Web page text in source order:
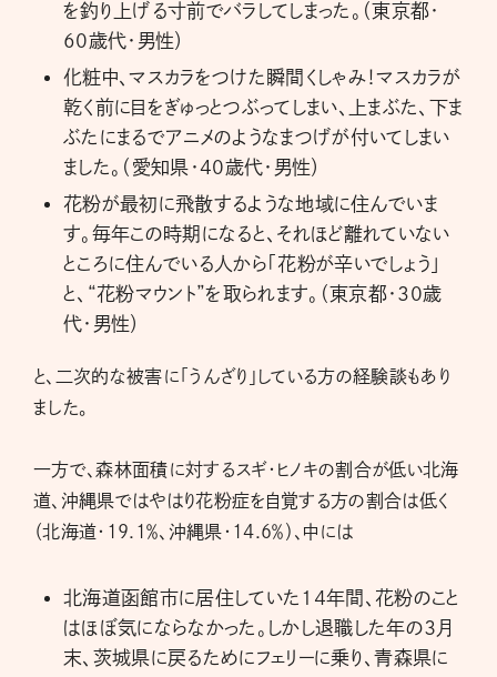
を釣り上げる寸前でバラしてしまった。（東京都・
60歳代・男性）
化粧中、マスカラをつけた瞬間くしゃみ！マスカラが
乾く前に目をぎゅっとつぶってしまい、上まぶた、下ま
ぶたにまるでアニメのようなまつげが付いてしまい
ました。（愛知県・40歳代・男性）
花粉が最初に飛散するような地域に住んでいま
す。毎年この時期になると、それほど離れていない
ところに住んでいる人から「花粉が辛いでしょう」
と、“花粉マウント”を取られます。（東京都・30歳
代・男性）
と、二次的な被害に「うんざり」している方の経験談もあり
ました。
一方で、森林面積に対するスギ・ヒノキの割合が低い北海
道、沖縄県ではやはり花粉症を自覚する方の割合は低く
（北海道・19.1％、沖縄県・14.6％）、中には
北海道函館市に居住していた１４年間、花粉のこと
はほぼ気にならなかった。しかし退職した年の３月
末、茨城県に戻るためにフェリーに乗り、青森県に